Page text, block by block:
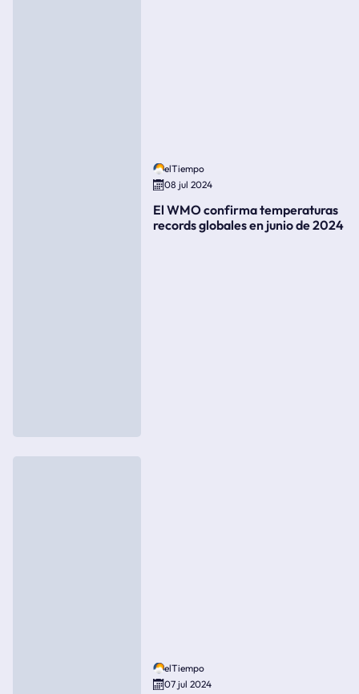
elTiempo
08 jul 2024
El WMO confirma temperaturas
records globales en junio de 2024
elTiempo
07 jul 2024